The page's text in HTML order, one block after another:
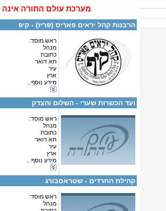
מערכת עולם התורה אינה
הרבנות קהל יראים פאריס (פריז) - קיפ
ראש מוסד:
מנהל
כתובת
תא דואר
עיר
ארץ
מידע נוסף...
טלפון 1:
טלפון 2:
פקס
איש קשר:
ועד הכשרות שערי - השלום והצדק
ראש מוסד:
מנהל
כתובת
תא דואר
עיר
ארץ
מידע נוסף...
טלפון 1:
טלפון 2:
פקס
איש קשר:
קטגוריות:
קהילת החרדים - שטראסבורג
ראש מוסד:
מנהל
טלפון 1:
טלפון 2:
פקס
איש קשר: